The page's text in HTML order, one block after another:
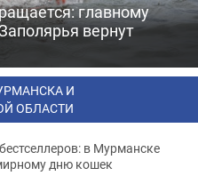
главному
вернут
И
ОБЛАСТИ
в Мурманске
дню кошек